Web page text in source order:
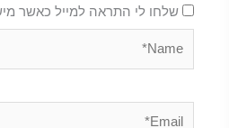
שלחו לי התראה למייל כאשר